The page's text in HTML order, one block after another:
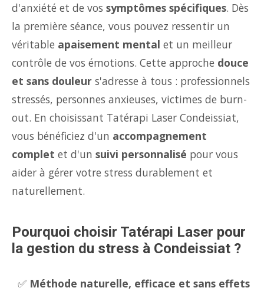
d'anxiété et de vos symptômes spécifiques. Dès
la première séance, vous pouvez ressentir un
véritable apaisement mental et un meilleur
contrôle de vos émotions. Cette approche douce
et sans douleur s'adresse à tous : professionnels
stressés, personnes anxieuses, victimes de burn-
out. En choisissant Tatérapi Laser Condeissiat,
vous bénéficiez d'un accompagnement
complet et d'un suivi personnalisé pour vous
aider à gérer votre stress durablement et
naturellement.
Pourquoi choisir Tatérapi Laser pour
la gestion du stress à Condeissiat ?
✅ Méthode naturelle, efficace et sans effets